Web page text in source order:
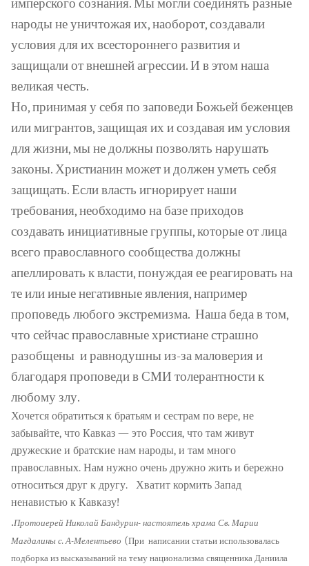
имперского сознания. Мы могли соединять разные
народы не уничтожая их, наоборот, создавали
условия для их всестороннего развития и
защищали от внешней агрессии. И в этом наша
великая честь.
Но, принимая у себя по заповеди Божьей беженцев
или мигрантов, защищая их и создавая им условия
для жизни, мы не должны позволять нарушать
законы. Христианин может и должен уметь себя
защищать. Если власть игнорирует наши
требования, необходимо на базе приходов
создавать инициативные группы, которые от лица
всего православного сообщества должны
апеллировать к власти, понуждая ее реагировать на
те или иные негативные явления, например
проповедь любого экстремизма. Наша беда в том,
что сейчас православные христиане страшно
разобщены и равнодушны из-за маловерия и
благодаря проповеди в СМИ толерантности к
любому злу.
Хочется обратиться к братьям и сестрам по вере, не
забывайте, что Кавказ — это Россия, что там живут
дружеские и братские нам народы, и там много
православных. Нам нужно очень дружно жить и бережно
относиться друг к другу. Хватит кормить Запад
ненавистью к Кавказу!
.Протоиерей Николай Бандурин- настоятель храма Св. Марии
Магдалины с. А-Мелентьево (При написании статьи использовалась
подборка из высказываний на тему национализма священника Даниила